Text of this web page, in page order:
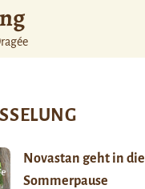
Novastan geht in die
Sommerpause